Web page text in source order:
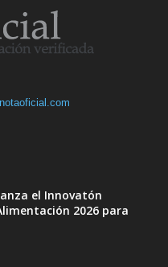
el Innovatón
2026 para